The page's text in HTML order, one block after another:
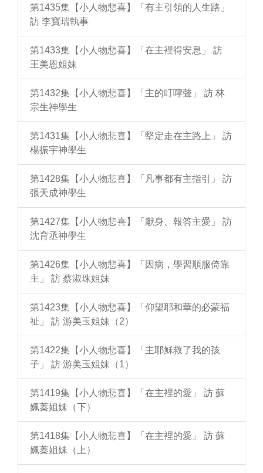
第1435集【小人物悲喜】「有主引領的人生路」
訪 李寶瑞執事
第1433集【小人物悲喜】「在主裡得安息」 訪
王美恩姐妹
第1432集【小人物悲喜】「主的叮嚀聲」 訪 林
宗生神學生
第1431集【小人物悲喜】「堅定走在主路上」 訪
楊振宇神學生
第1428集【小人物悲喜】「凡事都有主指引」 訪
張天成神學生
第1427集【小人物悲喜】「獻身、報答主愛」 訪
沈育丞神學生
第1426集【小人物悲喜】「因病，學習順服倚靠
主」 訪 蔡淑珠姐妹
第1423集【小人物悲喜】「仰望耶和華的必蒙福
祉」 訪 游美玉姐妹（2）
第1422集【小人物悲喜】「主耶穌救了我的孩
子」 訪 游美玉姐妹（1）
第1419集【小人物悲喜】「在主裡的愛」 訪 蘇
姵蓁姐妹（下）
第1418集【小人物悲喜】「在主裡的愛」 訪 蘇
姵蓁姐妹（上）